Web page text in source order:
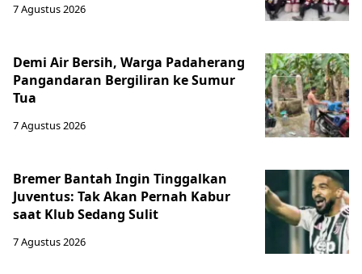
7 Agustus 2026
Demi Air Bersih, Warga Padaherang
Pangandaran Bergiliran ke Sumur
Tua
7 Agustus 2026
Bremer Bantah Ingin Tinggalkan
Juventus: Tak Akan Pernah Kabur
saat Klub Sedang Sulit
7 Agustus 2026